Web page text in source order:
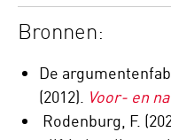
Bronnen:
De
(2012). Voor- en
Rodenburg, F.